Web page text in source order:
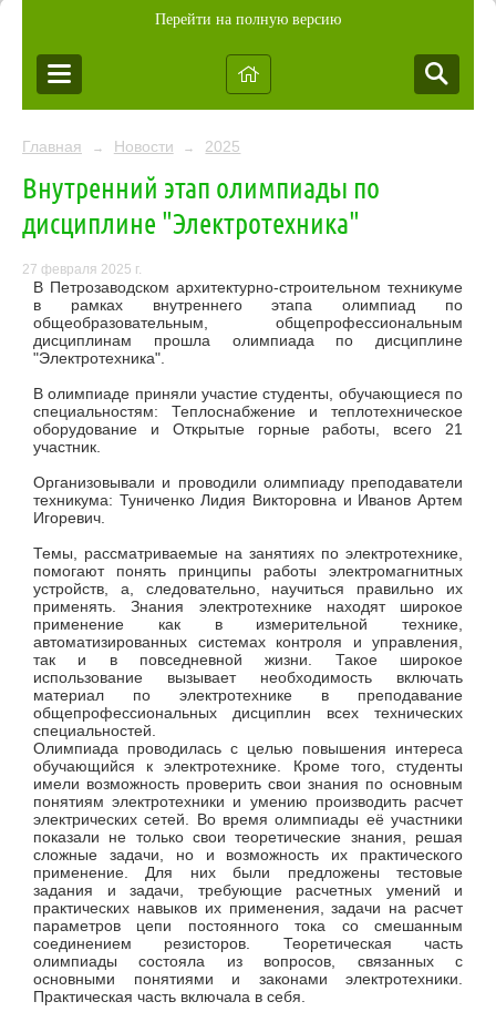
Перейти на полную версию
Главная → Новости → 2025
Внутренний этап олимпиады по
дисциплине "Электротехника"
27 февраля 2025 г.
В Петрозаводском архитектурно-строительном техникуме
в рамках внутреннего этапа олимпиад по
общеобразовательным, общепрофессиональным
дисциплинам прошла олимпиада по дисциплине
"Электротехника".
В олимпиаде приняли участие студенты, обучающиеся по
специальностям: Теплоснабжение и теплотехническое
оборудование и Открытые горные работы, всего 21
участник.
Организовывали и проводили олимпиаду преподаватели
техникума: Туниченко Лидия Викторовна и Иванов Артем
Игоревич.
Темы, рассматриваемые на занятиях по электротехнике,
помогают понять принципы работы электромагнитных
устройств, а, следовательно, научиться правильно их
применять. Знания электротехнике находят широкое
применение как в измерительной технике,
автоматизированных системах контроля и управления,
так и в повседневной жизни. Такое широкое
использование вызывает необходимость включать
материал по электротехнике в преподавание
общепрофессиональных дисциплин всех технических
специальностей.
Олимпиада проводилась с целью повышения интереса
обучающийся к электротехнике. Кроме того, студенты
имели возможность проверить свои знания по основным
понятиям электротехники и умению производить расчет
электрических сетей. Во время олимпиады её участники
показали не только свои теоретические знания, решая
сложные задачи, но и возможность их практического
применение. Для них были предложены тестовые
задания и задачи, требующие расчетных умений и
практических навыков их применения, задачи на расчет
параметров цепи постоянного тока со смешанным
соединением резисторов. Теоретическая часть
олимпиады состояла из вопросов, связанных с
основными понятиями и законами электротехники.
Практическая часть включала в себя.